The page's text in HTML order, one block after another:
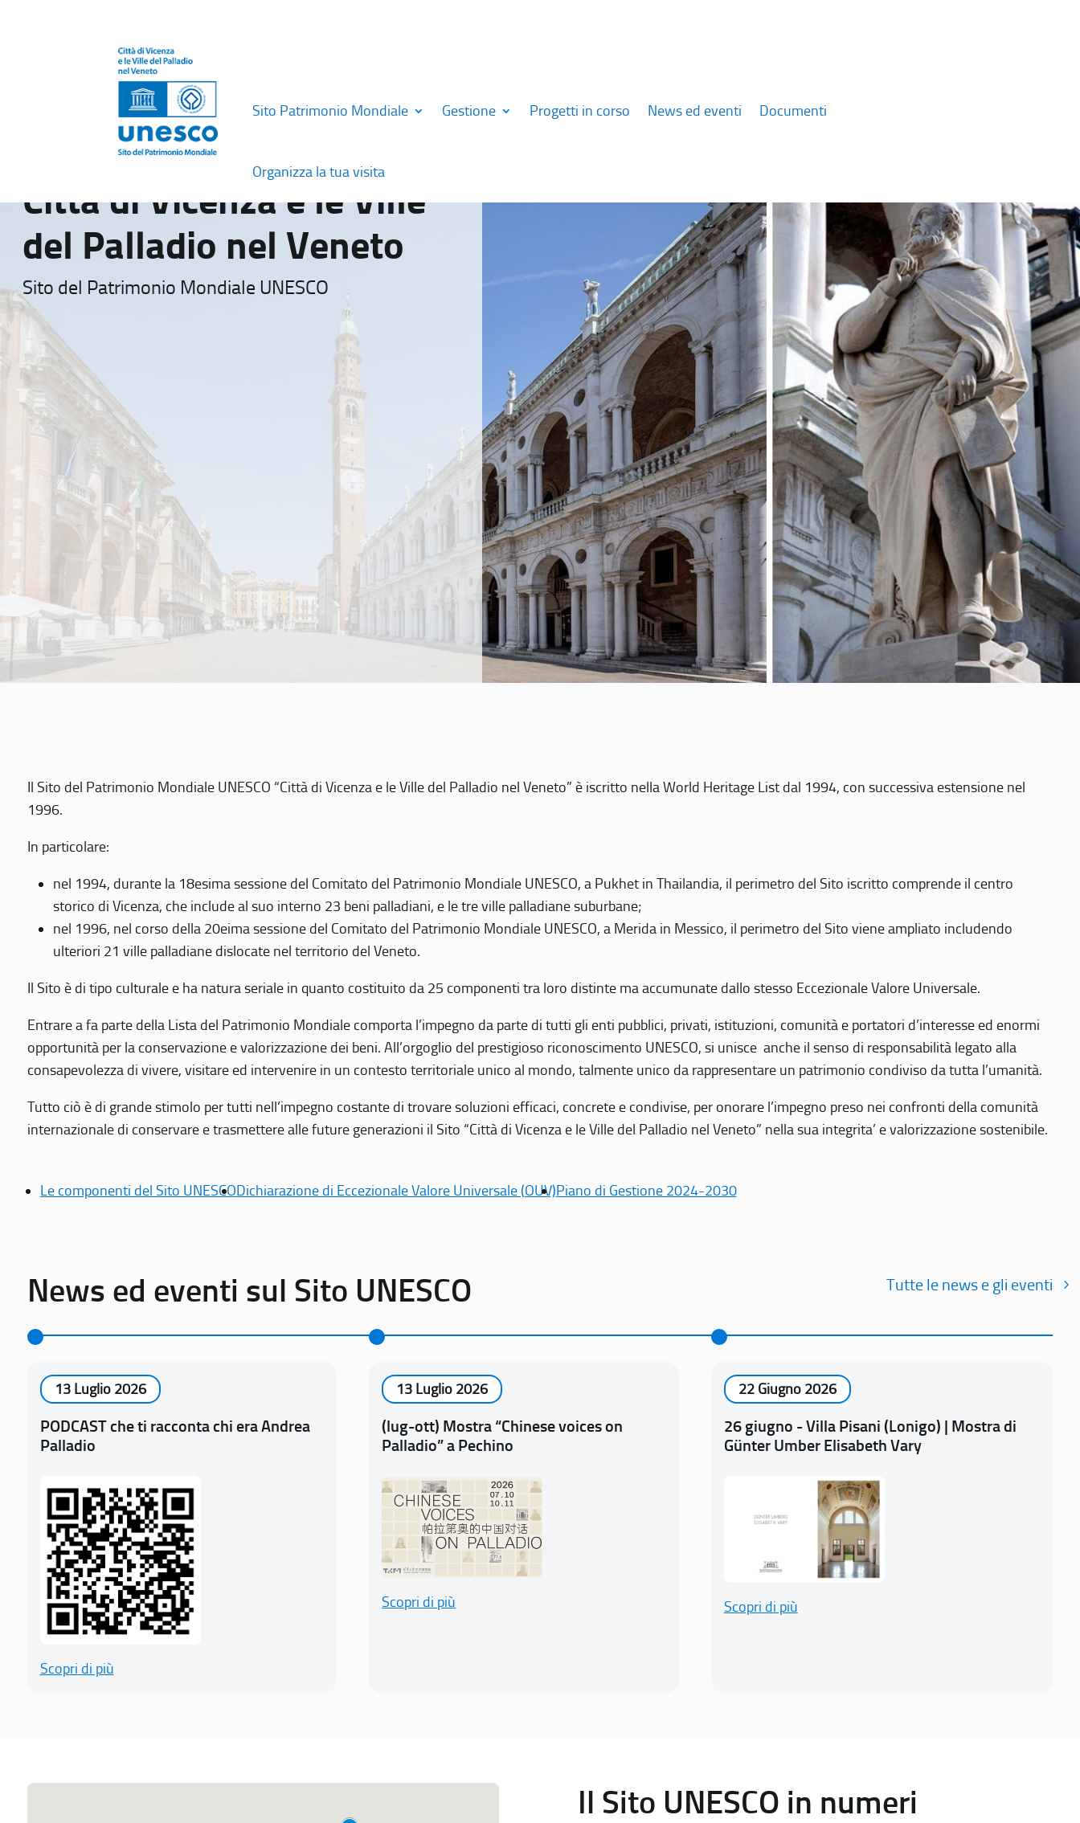
Sito Patrimonio Mondiale Gestione Progetti in corso News ed eventi Documenti
Organizza la tua visita
Città di Vicenza e le Ville
del Palladio nel Veneto
Sito del Patrimonio Mondiale UNESCO
Il Sito del Patrimonio Mondiale UNESCO “Città di Vicenza e le Ville del Palladio nel Veneto” è iscritto nella World Heritage List dal 1994, con successiva estensione nel
1996.
In particolare:
nel 1994, durante la 18esima sessione del Comitato del Patrimonio Mondiale UNESCO, a Pukhet in Thailandia, il perimetro del Sito iscritto comprende il centro
storico di Vicenza, che include al suo interno 23 beni palladiani, e le tre ville palladiane suburbane;
nel 1996, nel corso della 20eima sessione del Comitato del Patrimonio Mondiale UNESCO, a Merida in Messico, il perimetro del Sito viene ampliato includendo
ulteriori 21 ville palladiane dislocate nel territorio del Veneto.
Il Sito è di tipo culturale e ha natura seriale in quanto costituito da 25 componenti tra loro distinte ma accumunate dallo stesso Eccezionale Valore Universale.
Entrare a fa parte della Lista del Patrimonio Mondiale comporta l’impegno da parte di tutti gli enti pubblici, privati, istituzioni, comunità e portatori d’interesse ed enormi
opportunità per la conservazione e valorizzazione dei beni. All’orgoglio del prestigioso riconoscimento UNESCO, si unisce anche il senso di responsabilità legato alla
consapevolezza di vivere, visitare ed intervenire in un contesto territoriale unico al mondo, talmente unico da rappresentare un patrimonio condiviso da tutta l’umanità.
Tutto ciò è di grande stimolo per tutti nell’impegno costante di trovare soluzioni efficaci, concrete e condivise, per onorare l’impegno preso nei confronti della comunità
internazionale di conservare e trasmettere alle future generazioni il Sito “Città di Vicenza e le Ville del Palladio nel Veneto” nella sua integrita’ e valorizzazione sostenibile.
Le componenti del Sito UNESCODichiarazione di Eccezionale Valore Universale (OUV)Piano di Gestione 2024-2030
News ed eventi sul Sito UNESCO Tutte le news e gli eventi
13 Luglio 2026
PODCAST che ti racconta chi era Andrea
Palladio
Scopri di più
13 Luglio 2026
(lug-ott) Mostra “Chinese voices on
Palladio” a Pechino
Scopri di più
22 Giugno 2026
26 giugno - Villa Pisani (Lonigo) | Mostra di
Günter Umber Elisabeth Vary
Scopri di più
Il Sito UNESCO in numeri